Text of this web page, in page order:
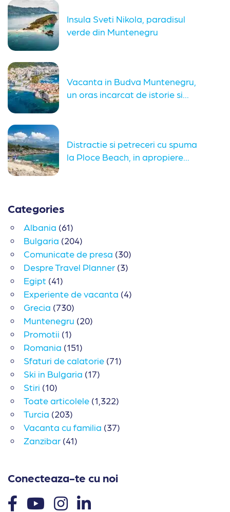
Insula Sveti Nikola, paradisul
verde din Muntenegru
Vacanta in Budva Muntenegru,
un oras incarcat de istorie si...
Distractie si petreceri cu spuma
la Ploce Beach, in apropiere...
Categories
Albania (61)
Bulgaria (204)
Comunicate de presa (30)
Despre Travel Planner (3)
Egipt (41)
Experiente de vacanta (4)
Grecia (730)
Muntenegru (20)
Promotii (1)
Romania (151)
Sfaturi de calatorie (71)
Ski in Bulgaria (17)
Stiri (10)
Toate articolele (1,322)
Turcia (203)
Vacanta cu familia (37)
Zanzibar (41)
Conecteaza-te cu noi